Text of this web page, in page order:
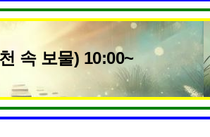
속 보물) 10:00~